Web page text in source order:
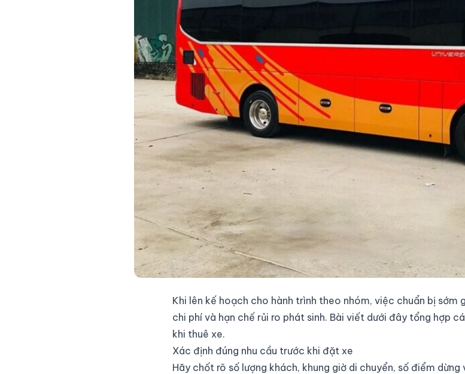
Khi lên kế hoạch cho hành trình theo nhóm, việc chuẩn bị
chi phí và hạn chế rủi ro phát sinh. Bài viết dưới đây tổng hợp
khi thuê xe.
Xác định đúng nhu cầu trước khi đặt xe
Hãy chốt rõ số lượng khách, khung giờ di chuyển, số điểm